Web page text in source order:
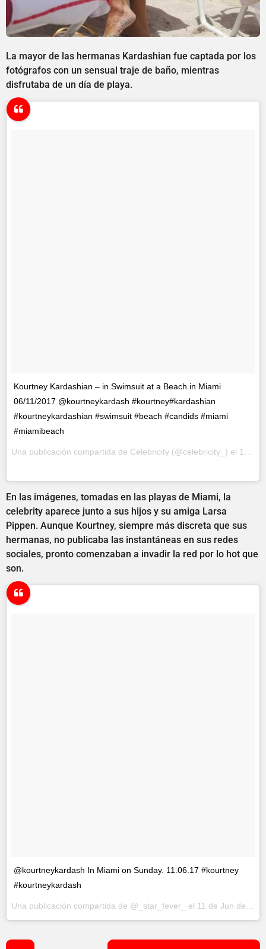
La mayor de las hermanas Kardashian fue captada por los
fotógrafos con un sensual traje de baño, mientras
disfrutaba de un día de playa.
Kourtney Kardashian – in Swimsuit at a Beach in Miami
06/11/2017 @kourtneykardash #kourtney#kardashian
#kourtneykardashian #swimsuit #beach #candids #miami
#miamibeach
Una publicación compartida de Celebricity (@celebricity_) el 12 de Jun de 2017 a la(s) 3:56 PDT
En las imágenes, tomadas en las playas de Miami, la
celebrity aparece junto a sus hijos y su amiga Larsa
Pippen. Aunque Kourtney, siempre más discreta que sus
hermanas, no publicaba las instantáneas en sus redes
sociales, pronto comenzaban a invadir la red por lo hot que
son.
@kourtneykardash In Miami on Sunday. 11.06.17 #kourtney
#kourtneykardash
Una publicación compartida de @_star_fever_ el 11 de Jun de 2017 a la(s) 2:10 PDT